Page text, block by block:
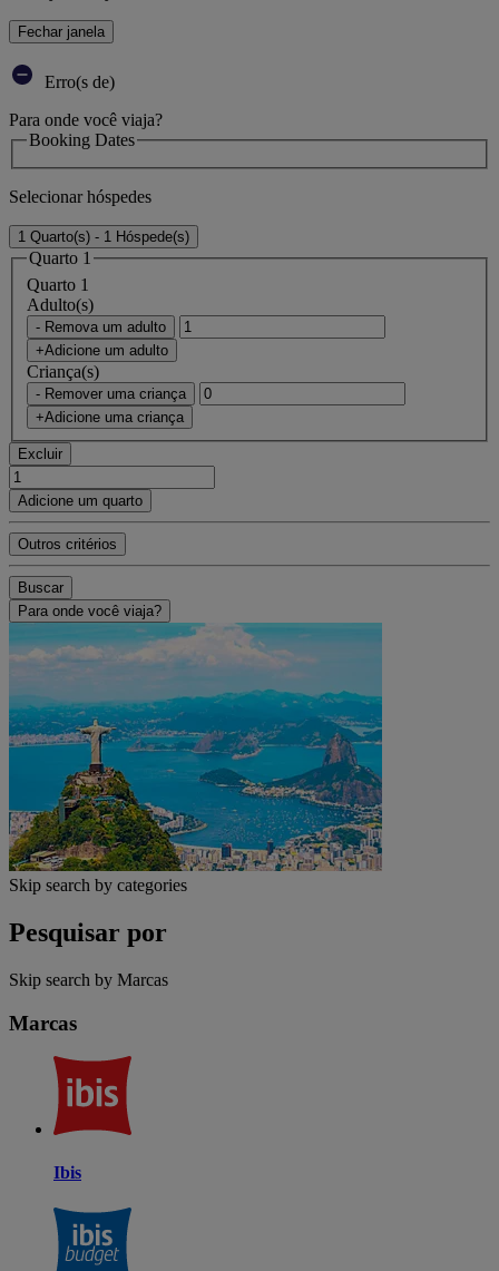
Fechar janela
Erro(s de)
Para onde você viaja?
Booking Dates
Selecionar hóspedes
1 Quarto(s) - 1 Hóspede(s)
Quarto 1
Quarto 1
Adulto(s)
- Remova um adulto
+Adicione um adulto
Criança(s)
- Remover uma criança
+Adicione uma criança
Excluir
Adicione um quarto
Outros critérios
Buscar
Para onde você viaja?
Skip search by categories
Pesquisar por
Skip search by Marcas
Marcas
Ibis